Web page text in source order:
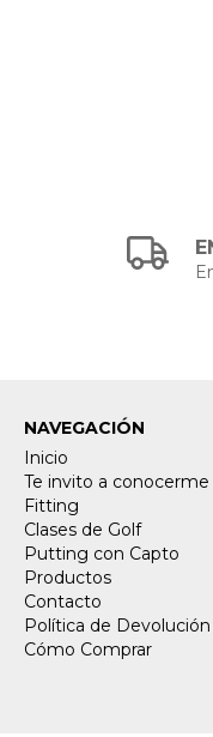
NAVEGACIÓN
Inicio
Te invito a conocerme
Fitting
Clases de Golf
Putting con Capto
Productos
Contacto
Política de Devolución
Cómo Comprar